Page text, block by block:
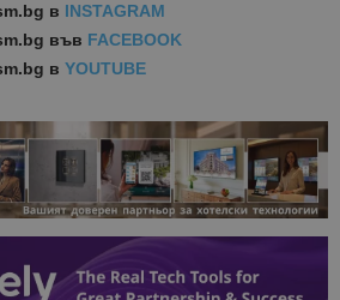
в INSTAGRAM
във FACEBOOK
в YOUTUBE